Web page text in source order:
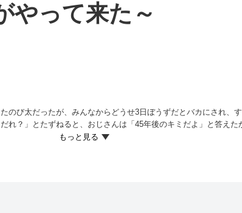
やって来た～
のび太だったが、みんなからどうせ3日ぼうずだとバカにされ、
れ？」とたずねると、おじさんは「45年後のキミだよ」と答え
れかわりたいという。2人は『いれかえロープ』で体を入れかえる